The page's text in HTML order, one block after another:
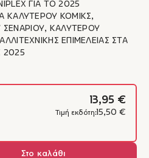
ΓΙΑ ΤΟ 2025
ΚΑΛΥΤΕΡΟΥ ΚΟΜΙΚΣ,
ΚΑΛΥΤΕΡΟΥ
ΕΠΙΜΕΛΕΙΑΣ ΣΤΑ
2025
13,95 €
Τιμή εκδότη: 15,50 €
Στο καλάθι